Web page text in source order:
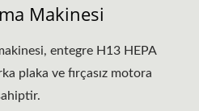
Makinesi
entegre H13 HEPA
plaka ve fırçasız motora